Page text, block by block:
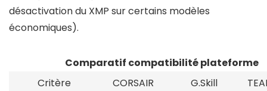
désactivation du XMP sur certains modèles
économiques).
Comparatif compatibilité plateforme
Critère
CORSAIR
G.Skill